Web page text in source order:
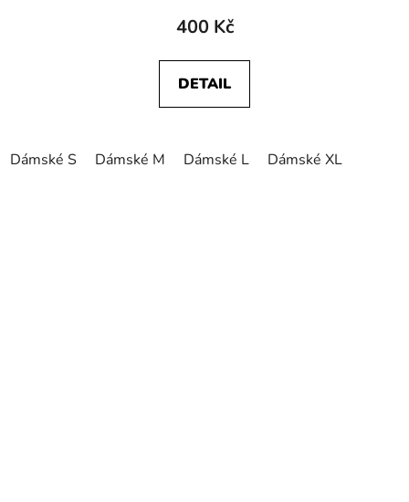
400 Kč
DETAIL
Dámské S Dámské M Dámské L Dámské XL